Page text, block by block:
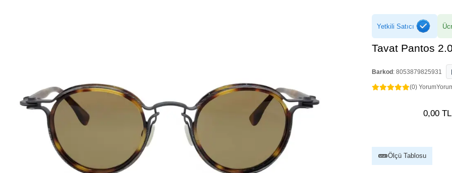
Yetkili Satıcı
Tavat Pantos
Barkod : 8053879825931
(0) Yorum
0,00 TL
Ölçü Tablosu